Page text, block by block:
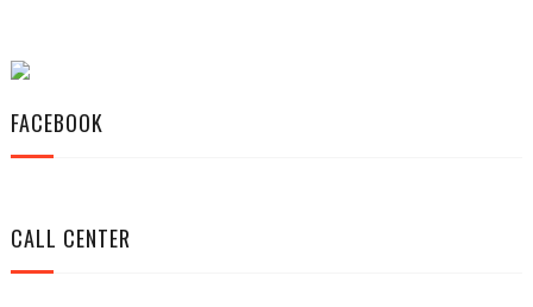
FACEBOOK
CALL CENTER